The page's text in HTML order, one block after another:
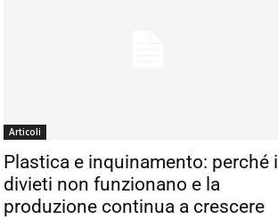
Articoli
Plastica e inquinamento: perché i
divieti non funzionano e la
produzione continua a crescere